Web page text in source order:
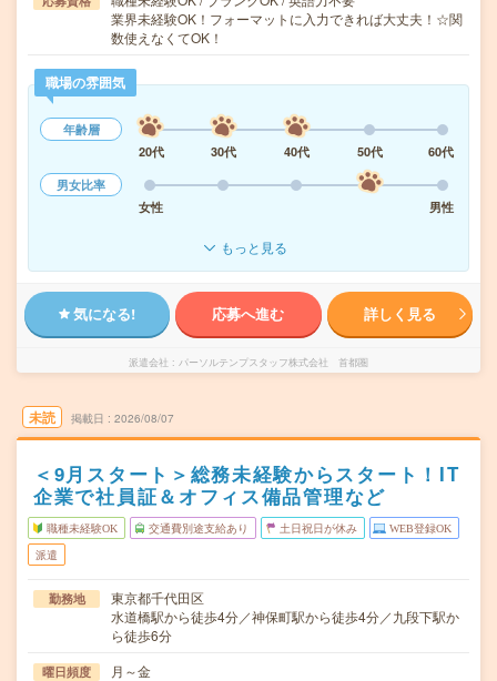
業界未経験OK！フォーマットに入力できれば大丈夫！☆関
数使えなくてOK！
職場の雰囲気
年齢層
20代
30代 40代 50代
60代
男女比率
女性
男性
もっと見る
気になる! 応募へ進む 詳しく見る
派遣会社 パーソルテンプスタッフ株式会社 首都圏
未読 掲載日 2026/08/07
＜9月スタート＞総務未経験からスタート！IT
企業で社員証＆オフィス備品管理など
職種未経験OK 交通費別途支給あり 土日祝日が休み WEB登録OK
派遣
勤務地
東京都千代田区
水道橋駅から徒歩4分／神保町駅から徒歩4分／九段下駅か
ら徒歩6分
曜日頻度 月～金